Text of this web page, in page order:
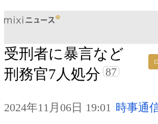
受刑者に暴言など
刑務官7人処分 87
2024年11月06日 19:01 時事通